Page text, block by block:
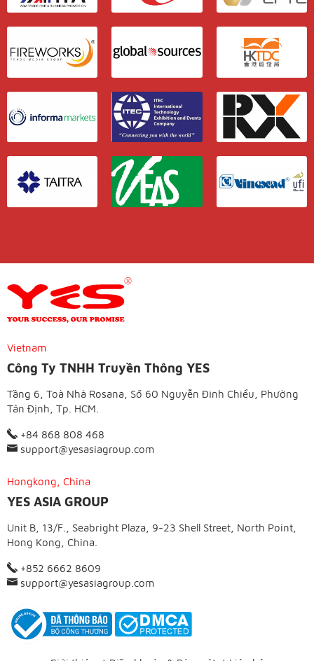
Vietnam
Công Ty TNHH Truyền Thông YES
Tầng 6, Toà Nhà Rosana, Số 60 Nguyễn Đình Chiểu, Phường
Tân Định, Tp. HCM.
+84 868 808 468
support@yesasiagroup.com
Hongkong, China
YES ASIA GROUP
Unit B, 13/F., Seabright Plaza, 9-23 Shell Street, North Point,
Hong Kong, China.
+852 6662 8609
support@yesasiagroup.com